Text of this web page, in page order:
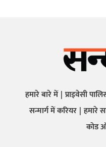
हमारे बारे में प्राइवेसी
सन्मार्ग में करियर हमारे
कोड